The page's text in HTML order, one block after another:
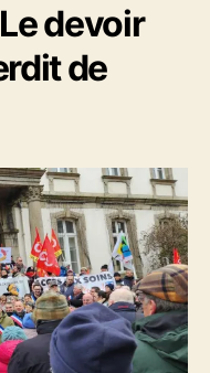
e
s
t
a
devoir
de